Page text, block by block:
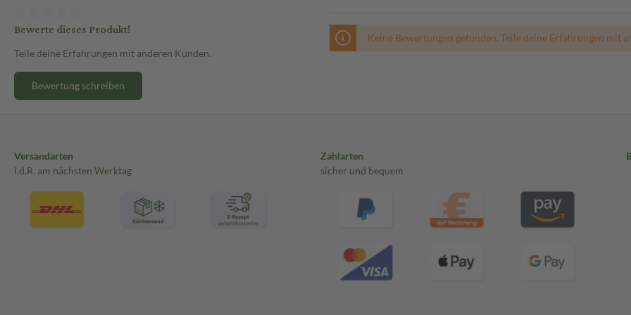
Bewerte dieses Produkt!
Teile deine Erfahrungen mit anderen Kunden.
Bewertung schreiben
Keine Bewertungen gefunden. Teile deine Erfahrungen mit
Versandarten
i.d.R. am nächsten Werktag
Zahlarten
sicher und bequem